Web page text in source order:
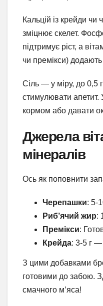
Кальцій із крейди
зміцнює скелет.
підтримує ріст, а
чи премікси) додають
Сіль — у міру, до 0,5
стимулювати
кормом або давати
Джерела
мінералів
Ось як поповнити
Черепашки: 5-
Риб’ячий жир:
Премікси:
Крейда: 3-5 г —
З цими добавками
готовими до забою.
смачного м’яса!